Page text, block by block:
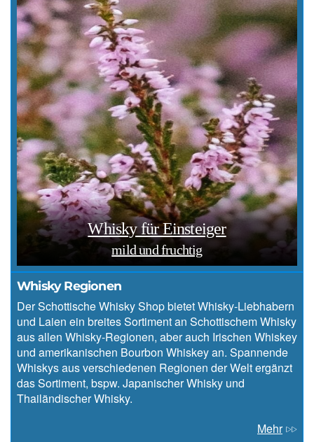
Whisky für Einsteiger
mild und fruchtig
Whisky Regionen
Der Schottische Whisky Shop bietet Whisky-Liebhabern
und Laien ein breites Sortiment an Schottischem Whisky
aus allen Whisky-Regionen, aber auch Irischen Whiskey
und amerikanischen Bourbon Whiskey an. Spannende
Whiskys aus verschiedenen Regionen der Welt ergänzt
das Sortiment, bspw. Japanischer Whisky und
Thailändischer Whisky.
Mehr